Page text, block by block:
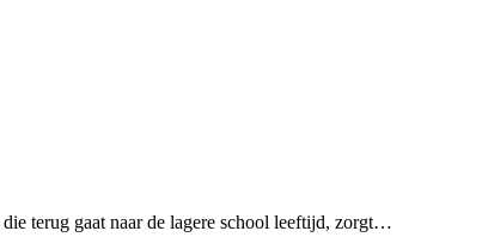
terug gaat naar de lagere school leeftijd, zorgt…